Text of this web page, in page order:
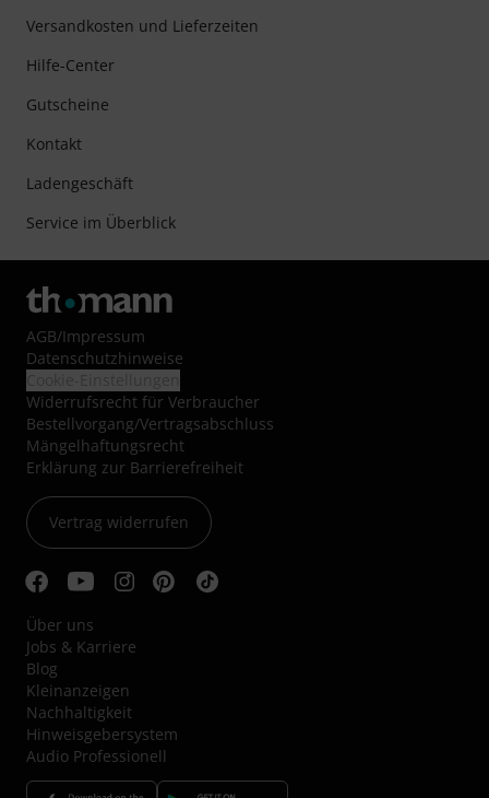
Versandkosten und Lieferzeiten
Hilfe-Center
Gutscheine
Kontakt
Ladengeschäft
Service im Überblick
AGB/Impressum
Datenschutzhinweise
Widerrufsrecht für Verbraucher
Bestellvorgang/Vertragsabschluss
Mängelhaftungsrecht
Erklärung zur Barrierefreiheit
Vertrag widerrufen
Über uns
Jobs & Karriere
Blog
Kleinanzeigen
Nachhaltigkeit
Hinweisgebersystem
Audio Professionell